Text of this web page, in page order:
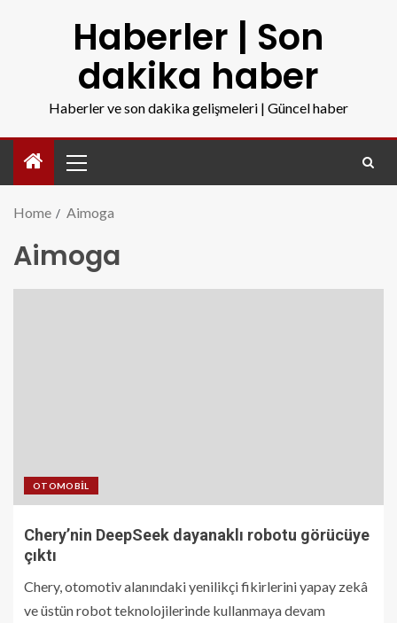
Haberler | Son
dakika haber
Haberler ve son dakika gelişmeleri | Güncel haber
Home Aimoga
Aimoga
OTOMOBIL
Chery’nin DeepSeek dayanaklı robotu görücüye
çıktı
Chery, otomotiv alanındaki yenilikçi fikirlerini yapay zekâ
ve üstün robot teknolojilerinde kullanmaya devam